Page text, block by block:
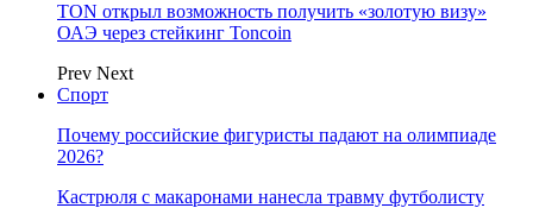
TON открыл возможность получить «золотую визу»
ОАЭ через стейкинг Toncoin
Prev Next
Спорт
Почему российские фигуристы падают на олимпиаде
2026?
Кастрюля с макаронами нанесла травму футболисту